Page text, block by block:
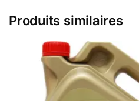
Produits similaires